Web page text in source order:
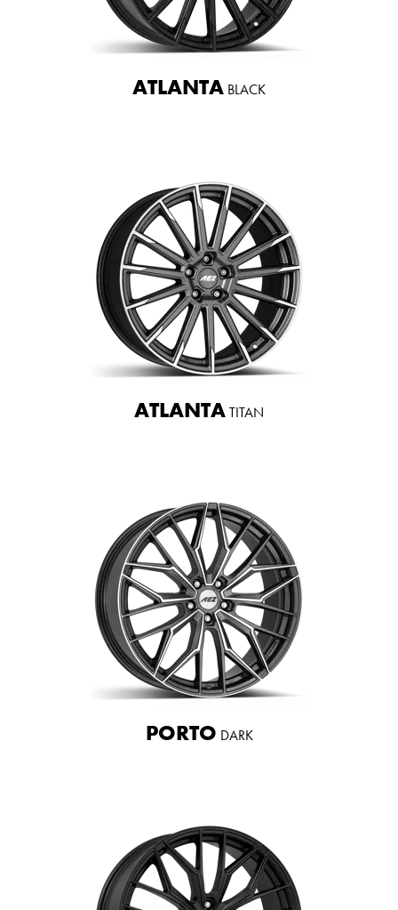
ATLANTA BLACK
ATLANTATITAN
PORTO DARK